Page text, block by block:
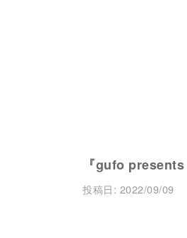
『gufo
投稿日: 2022/09/09